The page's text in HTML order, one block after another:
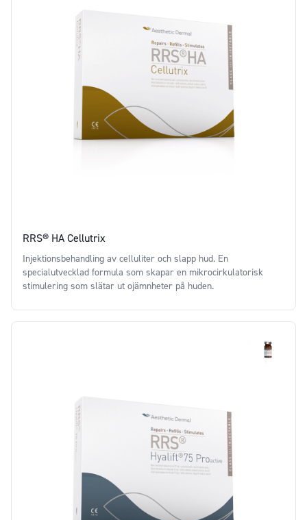
RRS® HA Cellutrix
Injektionsbehandling av celluliter och slapp hud. En
specialutvecklad formula som skapar en mikrocirkulatorisk
stimulering som slätar ut ojämnheter på huden.